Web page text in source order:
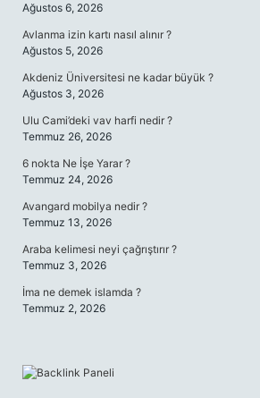
Ağustos 6, 2026
Avlanma izin kartı nasıl alınır ?
Ağustos 5, 2026
Akdeniz Üniversitesi ne kadar büyük ?
Ağustos 3, 2026
Ulu Cami’deki vav harfi nedir ?
Temmuz 26, 2026
6 nokta Ne İşe Yarar ?
Temmuz 24, 2026
Avangard mobilya nedir ?
Temmuz 13, 2026
Araba kelimesi neyi çağrıştırır ?
Temmuz 3, 2026
İma ne demek islamda ?
Temmuz 2, 2026